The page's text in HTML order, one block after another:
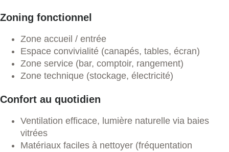
Zoning fonctionnel
Zone accueil / entrée
Espace convivialité (canapés, tables, écran)
Zone service (bar, comptoir, rangement)
Zone technique (stockage, électricité)
Confort au quotidien
Ventilation efficace, lumière naturelle via baies
vitrées
Matériaux faciles à nettoyer (fréquentation